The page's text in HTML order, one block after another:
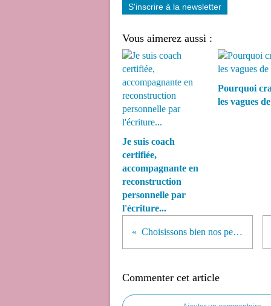
S'inscrire à la newsletter
Vous aimerez aussi :
Je suis coach
certifiée,
accompagnante en
reconstruction
personnelle par
l'écriture...
Pourquoi
les vagues
Choisissons bien nos pensées...
Commenter cet article